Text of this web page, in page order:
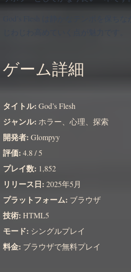
ゲーム詳細
タイトル: God’s Flesh
ジャンル: ホラー、心理、探索
開発者: Glompyy
評価: 4.8 / 5
プレイ数: 1,852
リリース日: 2025年5月
プラットフォーム: ブラウザ
技術: HTML5
モード: シングルプレイ
料金: ブラウザで無料プレイ